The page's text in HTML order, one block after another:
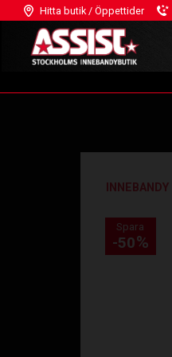
Hitta butik / Öppettider
INNEBANDY
Spara
50%